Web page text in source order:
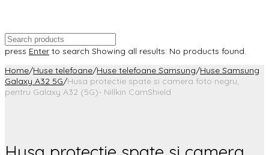
press Enter to search Showing all results: No products found.
Home/Huse telefoane/Huse telefoane Samsung/Huse Samsung
Galaxy A32 5G/Husa protectie spate si camera foto negru,
pentru Galaxy A32 (5G)- Nillkin CamShield